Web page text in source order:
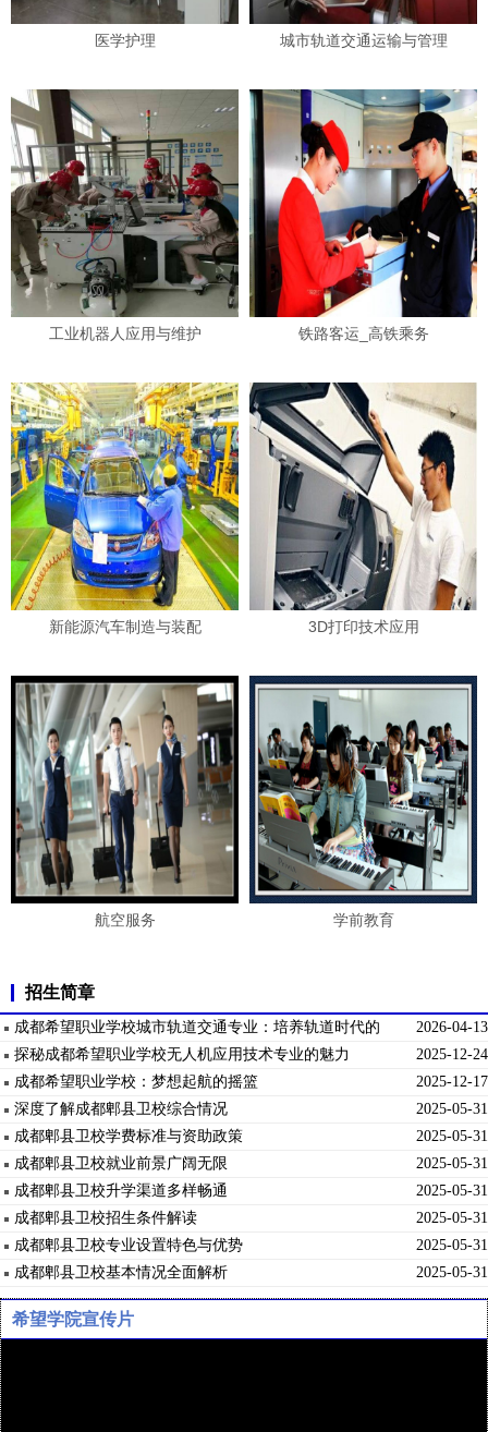
医学护理 城市轨道交通运输与管理
工业机器人应用与维护 铁路客运_高铁乘务
新能源汽车制造与装配 3D打印技术应用
航空服务 学前教育
招生简章
2026-04-13
成都希望职业学校城市轨道交通专业：培养轨道时代的
技术先锋
2025-12-24
探秘成都希望职业学校无人机应用技术专业的魅力
2025-12-17
成都希望职业学校：梦想起航的摇篮
2025-05-31
深度了解成都郫县卫校综合情况
2025-05-31
成都郫县卫校学费标准与资助政策
2025-05-31
成都郫县卫校就业前景广阔无限
2025-05-31
成都郫县卫校升学渠道多样畅通
2025-05-31
成都郫县卫校招生条件解读
2025-05-31
成都郫县卫校专业设置特色与优势
2025-05-31
成都郫县卫校基本情况全面解析
希望学院宣传片